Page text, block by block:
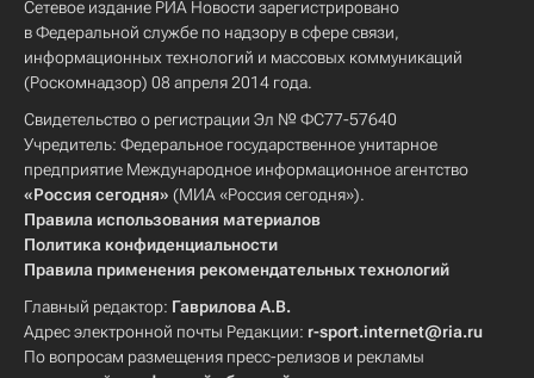
Сетевое издание РИА Новости зарегистрировано
в Федеральной службе по надзору в сфере связи,
информационных технологий и массовых коммуникаций
(Роскомнадзор) 08 апреля 2014 года.
Свидетельство о регистрации Эл № ФС77-57640
Учредитель: Федеральное государственное унитарное
предприятие Международное информационное агентство
«Россия сегодня» (МИА «Россия сегодня»).
Правила использования материалов
Политика конфиденциальности
Правила применения рекомендательных технологий
Главный редактор: Гаврилова А.В.
Адрес электронной почты Редакции: r-sport.internet@ria.ru
По вопросам размещения пресс-релизов и рекламы